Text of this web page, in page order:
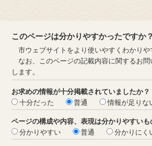
このページは分かりやすかったですか？
市ウェブサイトをより使いやすくわかりや
なお、このページの記載内容に関するお
します。
お求めの情報が十分掲載されていましたか？
十分だった
普通 情報が足りな
ページの構成や内容、表現は分かりやすいも
分かりやすい
普通 分かりにく